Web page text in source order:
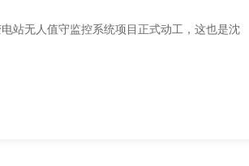
站无人值守监控系统项目正式动工，这也是沈